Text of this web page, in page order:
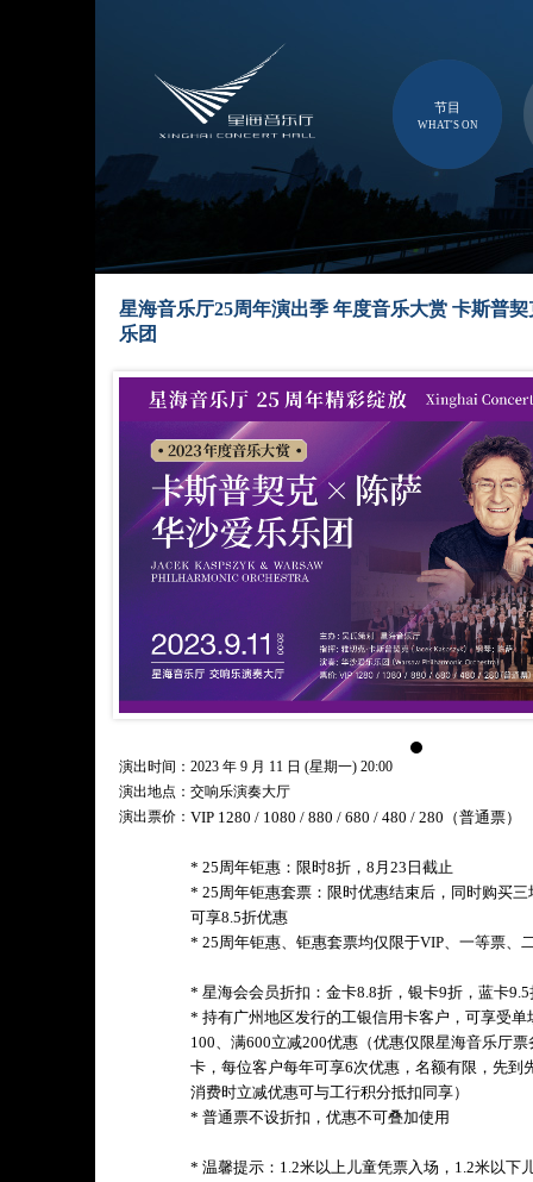
节目
WHAT'S ON
星海音乐厅25周年演出季 年度音乐大赏 卡斯普
乐团
演出时间：2023 年 9 月 11 日 (星期一) 20:00
演出地点：交响乐演奏大厅
演出票价： VIP 1280 / 1080 / 880 / 680 / 480 / 280（普通票）
* 25周年钜惠：限时8折，8月23日截止
* 25周年钜惠套票：限时优惠结束后，同时购买
可享8.5折优惠
* 25周年钜惠、钜惠套票均仅限于VIP、一等票、
* 星海会会员折扣：金卡8.8折，银卡9折，蓝卡9.5
* 持有广州地区发行的工银信用卡客户，可享受单
100、满600立减200优惠（优惠仅限星海音乐厅
卡，每位客户每年可享6次优惠，名额有限，先到
消费时立减优惠可与工行积分抵扣同享）
* 普通票不设折扣，优惠不可叠加使用
* 温馨提示：1.2米以上儿童凭票入场，1.2米以下